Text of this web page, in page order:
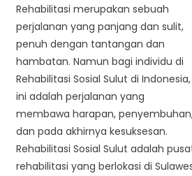
Rehabilitasi merupakan sebuah
perjalanan yang panjang dan sulit,
penuh dengan tantangan dan
hambatan. Namun bagi individu di
Rehabilitasi Sosial Sulut di Indonesia,
ini adalah perjalanan yang
membawa harapan,
dan pada akhirnya kesuksesan.
Rehabilitasi Sosial Sulut adalah
rehabilitasi yang berlokasi di